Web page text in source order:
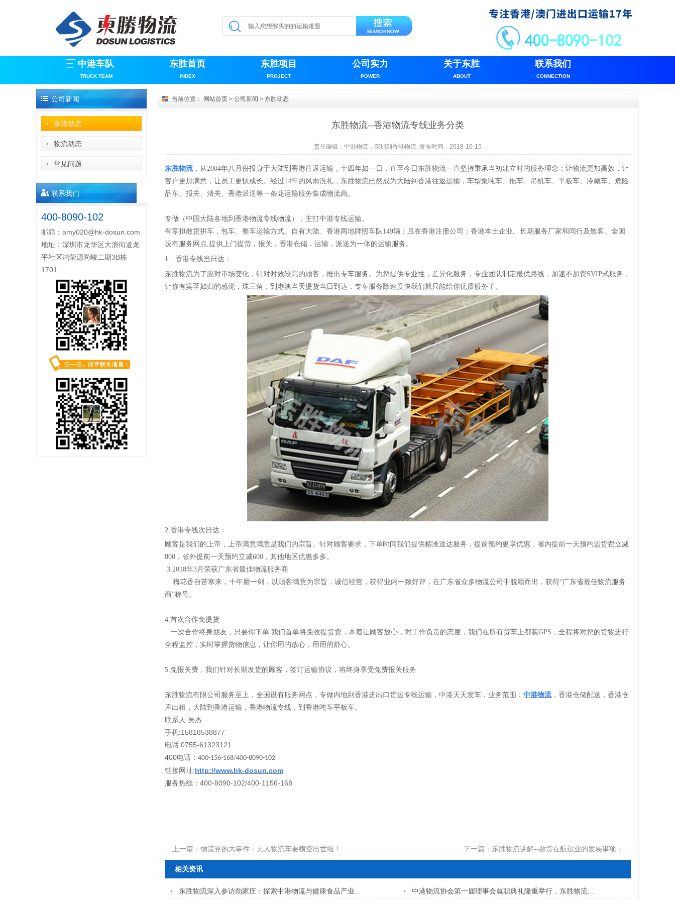
中港车队
TRUCK TEAM
东胜首页
INDEX
东胜项目
PROJECT
公司实力
POWER
关于东胜
ABOUT
联系我们
CONNECTION
公司新闻
东胜动态
物流动态
常见问题
联系我们
400-8090-102
邮箱： amy020@hk-dosun.com
地址：深圳市龙华区大浪街道龙
平社区鸿荣源尚峻二期3B栋
1701
当前位置： 网站首页 > 公司新闻 > 东胜动态
东胜物流--香港物流专线业务分类
责任编辑： 中港物流，深圳到香港物流 发布时间：2018-10-15
东胜物流，从2004年八月份投身于大陆到香港往返运输，十四年如一日， 直至今日东胜物流一直坚持秉承当初建立时的服务理念：让物流更加高效，让
客户更加满意，让员工更快成长。经过14年的风雨洗礼，东胜物流已然成为大陆到香港往返运输，车型集吨车、拖车、吊机车、平板车、冷藏车、危险
品车、报关、清关、香港派送等一条龙运输服务集成物流商。
专做（中国大陆各地到香港物流专线物流），主打中港专线运输。
有零担散货拼车，包车、整车运输方式。自有大陆、香港两地牌照车队149辆；且在香港注册公司；香港本土企业。长期服务厂家和同行及散客。全国
设有服务网点,提供上门提货，报关，香港仓储，运输，派送为一体的运输服务。
1.
香港专线当日达：
东胜物流为了应对市场变化，针对时效较高的顾客，推出专车服务。为您提供专业性，差异化服务，专业团队制定最优路线，加速不加费SVIP式服务，
让你有宾至如归的感觉，珠三角，到港澳当天提货当日到达，专车服务除速度快我们就只能给你优质服务了。
2.香港专线次日达：
顾客是我们的上帝，上帝满意满意是我们的宗旨。针对顾客要求，下单时间我们提供精准送达服务，提前预约更享优惠，省内提前一天预约运货费立减
800，省外提前一天预约立减600，其他地区优惠多多。
3.2018年3月荣获广东省最佳物流服务商
梅花香自苦寒来，十年磨一剑，以顾客满意为宗旨，诚信经营，获得业内一致好评，在广东省众多物流公司中脱颖而出，获得“广东省最佳物流服务
商”称号。
4.首次合作免提货
一次合作终身朋友，只要你下单 我们首单将免收提货费，本着让顾客放心，对工作负责的态度，我们在所有货车上都装GPS，全程将对您的货物进行
全程监控，实时掌握货物信息，让你用的放心，用用的舒心。
5.免报关费，我们针对长期发货的顾客，签订运输协议，将终身享受免费报关服务
东胜物流有限公司服务至上，全国设有服务网点，专做内地到香港进出口货运专线运输，中港天天发车，业务范围： 中港物流，香港仓储配送，香港仓
库出租，大陆到香港运输，香港物流专线，到香港吨车平板车。
联系人 :吴杰
手机:15818538877
电话:0755-61323121
400电话： 400-156-168/400-8090-102
链接网址:http://www.hk-dosun.com
服务热线： 400-8090-102/400-1156-168
上一篇： 物流界的大事件：无人物流车要横空出世啦！ 下一篇： 东胜物流讲解--散货在航运业的发展事项；
相关资讯
东胜物流深入参访劲家庄：探索中港物流与健康食品产业... 中港物流协会第一届理事会就职典礼隆重举行，东胜物流...